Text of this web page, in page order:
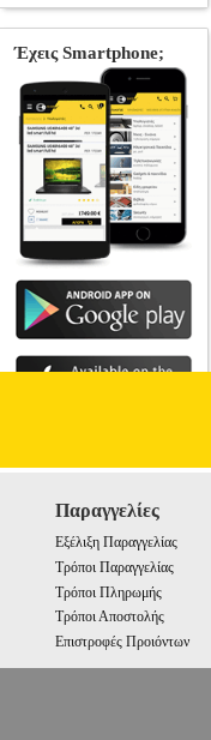
Παραγγελίες
Εξέλιξη Παραγγελίας
Τρόποι Παραγγελίας
Τρόποι Πληρωμής
Τρόποι Αποστολής
Επιστροφές Προιόντων